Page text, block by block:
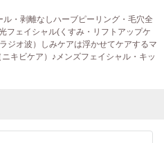
・剥離なしハーブピーリング・毛穴全
フェイシャル(くすみ・リフトアップケ
ジオ波）しみケアは浮かせてケアするマ
キビケア）♪メンズフェイシャル・キッ